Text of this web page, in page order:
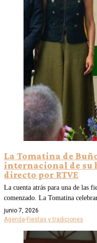
La Tomatina de
internacional de su
directo por RTVE
La cuenta atrás para una de las
comenzado. La Tomatina
junio 7, 2026
Agenda· Fiestas y tradiciones